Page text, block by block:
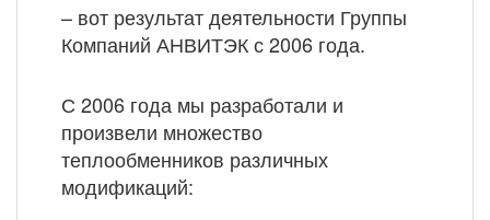
– вот результат деятельности Группы
Компаний АНВИТЭК с 2006 года.
С 2006 года мы разработали и
произвели множество
теплообменников различных
модификаций: